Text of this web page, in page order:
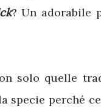
? Un adorabile
solo quelle
specie perché